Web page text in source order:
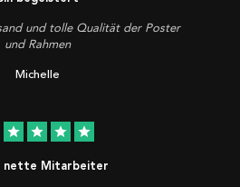
und tolle Qualität der Poster
und Rahmen
Michelle
star star star star
nette Mitarbeiter